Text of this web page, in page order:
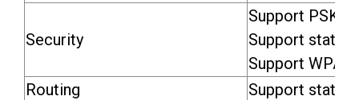
Security
Support PSK
Support static
Support WPA
Routing
Support static